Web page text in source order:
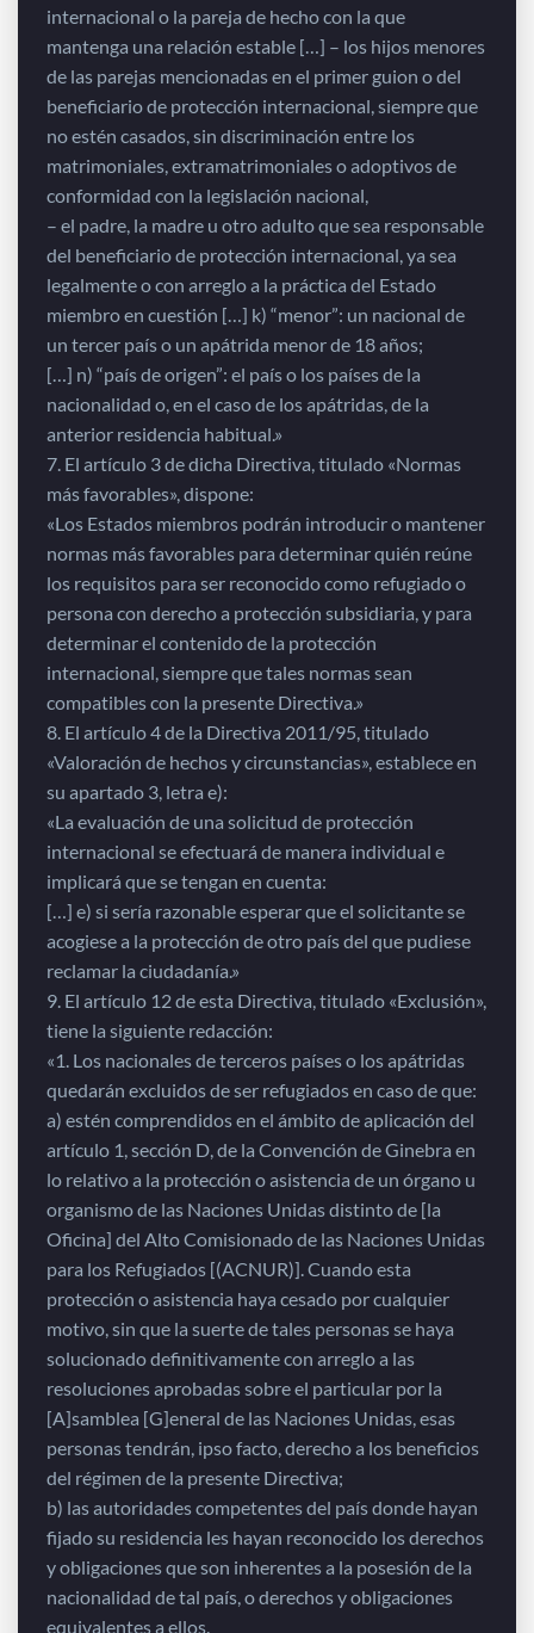
internacional o la pareja de hecho con la que
mantenga una relación estable […] – los hijos menores
de las parejas mencionadas en el primer guion o del
beneficiario de protección internacional, siempre que
no estén casados, sin discriminación entre los
matrimoniales, extramatrimoniales o adoptivos de
conformidad con la legislación nacional,
– el padre, la madre u otro adulto que sea responsable
del beneficiario de protección internacional, ya sea
legalmente o con arreglo a la práctica del Estado
miembro en cuestión […] k) “menor”: un nacional de
un tercer país o un apátrida menor de 18 años;
[…] n) “país de origen”: el país o los países de la
nacionalidad o, en el caso de los apátridas, de la
anterior residencia habitual.»
7. El artículo 3 de dicha Directiva, titulado «Normas
más favorables», dispone:
«Los Estados miembros podrán introducir o mantener
normas más favorables para determinar quién reúne
los requisitos para ser reconocido como refugiado o
persona con derecho a protección subsidiaria, y para
determinar el contenido de la protección
internacional, siempre que tales normas sean
compatibles con la presente Directiva.»
8. El artículo 4 de la Directiva 2011/95, titulado
«Valoración de hechos y circunstancias», establece en
su apartado 3, letra e):
«La evaluación de una solicitud de protección
internacional se efectuará de manera individual e
implicará que se tengan en cuenta:
[…] e) si sería razonable esperar que el solicitante se
acogiese a la protección de otro país del que pudiese
reclamar la ciudadanía.»
9. El artículo 12 de esta Directiva, titulado «Exclusión»,
tiene la siguiente redacción:
«1. Los nacionales de terceros países o los apátridas
quedarán excluidos de ser refugiados en caso de que:
a) estén comprendidos en el ámbito de aplicación del
artículo 1, sección D, de la Convención de Ginebra en
lo relativo a la protección o asistencia de un órgano u
organismo de las Naciones Unidas distinto de [la
Oficina] del Alto Comisionado de las Naciones Unidas
para los Refugiados [(ACNUR)]. Cuando esta
protección o asistencia haya cesado por cualquier
motivo, sin que la suerte de tales personas se haya
solucionado definitivamente con arreglo a las
resoluciones aprobadas sobre el particular por la
[A]samblea [G]eneral de las Naciones Unidas, esas
personas tendrán, ipso facto, derecho a los beneficios
del régimen de la presente Directiva;
b) las autoridades competentes del país donde hayan
fijado su residencia les hayan reconocido los derechos
y obligaciones que son inherentes a la posesión de la
nacionalidad de tal país, o derechos y obligaciones
equivalentes a ellos.